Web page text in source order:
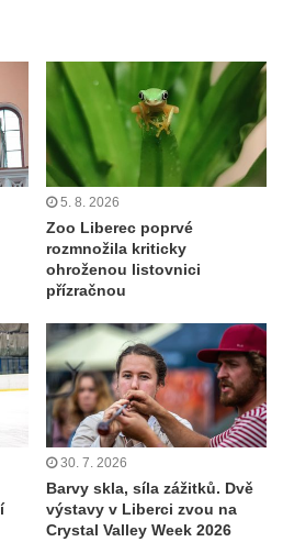
5. 8. 2026
Zoo Liberec poprvé
rozmnožila kriticky
ohroženou listovnici
přízračnou
30. 7. 2026
Barvy skla, síla zážitků. Dvě
výstavy v Liberci zvou na
Crystal Valley Week 2026